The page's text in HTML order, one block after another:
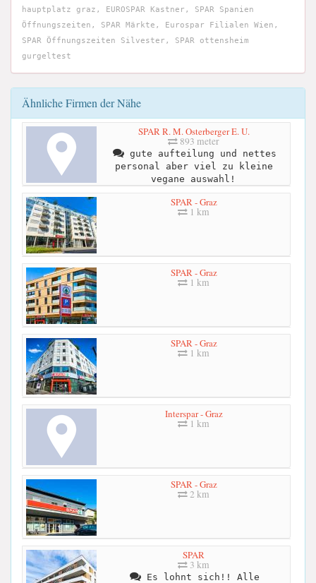
hauptplatz graz, EUROSPAR Kastner, SPAR Spanien
Öffnungszeiten, SPAR Märkte, Eurospar Filialen Wien,
SPAR Öffnungszeiten Silvester, SPAR ottensheim
gurgeltest
Ähnliche Firmen der Nähe
SPAR R. M. Osterberger E. U.
893 meter
gute aufteilung und nettes
personal aber viel zu kleine
vegane auswahl!
SPAR - Graz
1 km
SPAR - Graz
1 km
SPAR - Graz
1 km
Interspar - Graz
1 km
SPAR - Graz
2 km
SPAR
3 km
Es lohnt sich!! Alle